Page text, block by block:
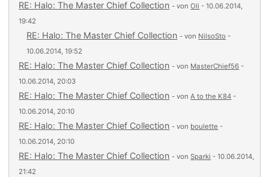
RE: Halo: The Master Chief Collection - vonOli - 10.06.2014,
19:42
RE: Halo: The Master Chief Collection - von NilsoSto -
10.06.2014, 19:52
RE: Halo: The Master Chief Collection - von MasterChief56 -
10.06.2014, 20:03
RE: Halo: The Master Chief Collection - vonA to the K84 -
10.06.2014, 20:10
RE: Halo: The Master Chief Collection - von boulette -
10.06.2014, 20:10
RE: Halo: The Master Chief Collection - vonSparki - 10.06.2014,
21:42